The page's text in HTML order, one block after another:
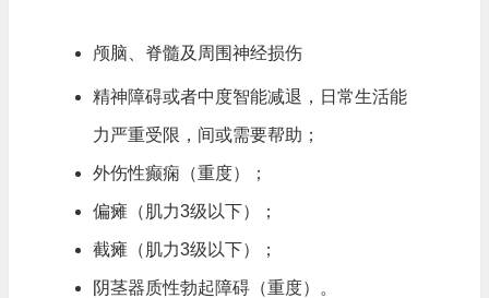
颅脑、脊髓及周围神经损伤
精神障碍或者中度智能减退，日常生活能
力严重受限，间或需要帮助；
外伤性癫痫（重度）；
偏瘫（肌力3级以下）；
截瘫（肌力3级以下）；
阴茎器质性勃起障碍（重度）。